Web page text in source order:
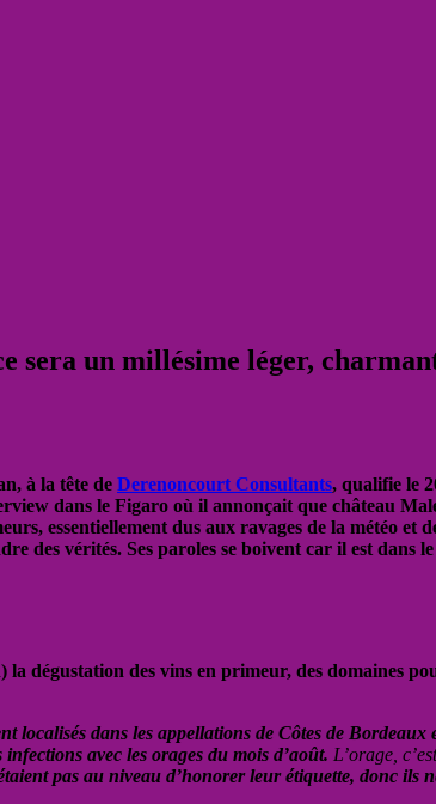
sera un millésime léger,
à la tête de Derenoncourt Consultants, qualifie le
dans le Figaro où il annonçait que château
essentiellement dus aux ravages de la météo et
des vérités. Ses paroles se boivent car il est dans
dégustation des vins en primeur, des domaines
dans les appellations de Côtes de
avec les orages du mois d’août. L’orage,
pas au niveau d’honorer leur étiquette, donc ils